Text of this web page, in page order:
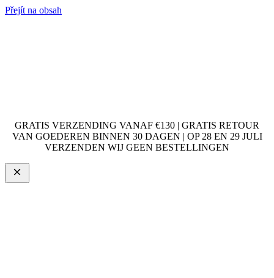
Přejít na obsah
GRATIS VERZENDING VANAF €130 | GRATIS RETOUR
VAN GOEDEREN BINNEN 30 DAGEN | OP 28 EN 29 JULI
VERZENDEN WIJ GEEN BESTELLINGEN